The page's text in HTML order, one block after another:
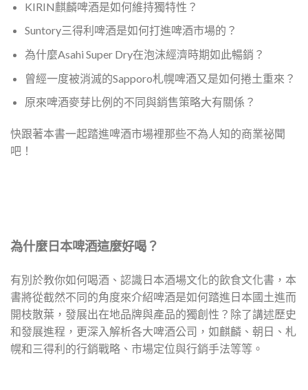
KIRIN麒麟啤酒是如何維持獨特性？
Suntory三得利啤酒是如何打進啤酒市場的？
為什麼Asahi Super Dry在泡沫經濟時期如此暢銷？
曾經一度被消滅的Sapporo札幌啤酒又是如何捲土重來？
原來啤酒麥芽比例的不同與銷售策略大有關係？
快跟著本書一起踏進啤酒市場裡那些不為人知的商業祕聞
吧！
為什麼日本啤酒這麼好喝？
有別於教你如何喝酒、認識日本酒場文化的飲食文化書，本
書將從截然不同的角度來介紹啤酒是如何踏進日本國土進而
開枝散葉，發展出在地品牌與產品的獨創性？除了講述歷史
和發展進程，更深入解析各大啤酒公司，如麒麟、朝日、札
幌和三得利的行銷戰略、市場定位與行銷手法等等。